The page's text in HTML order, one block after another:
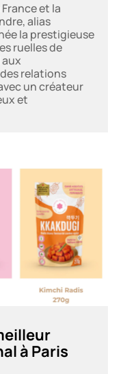
et la
alias
la prestigieuse
ruelles de
relations
un créateur
et
à Paris